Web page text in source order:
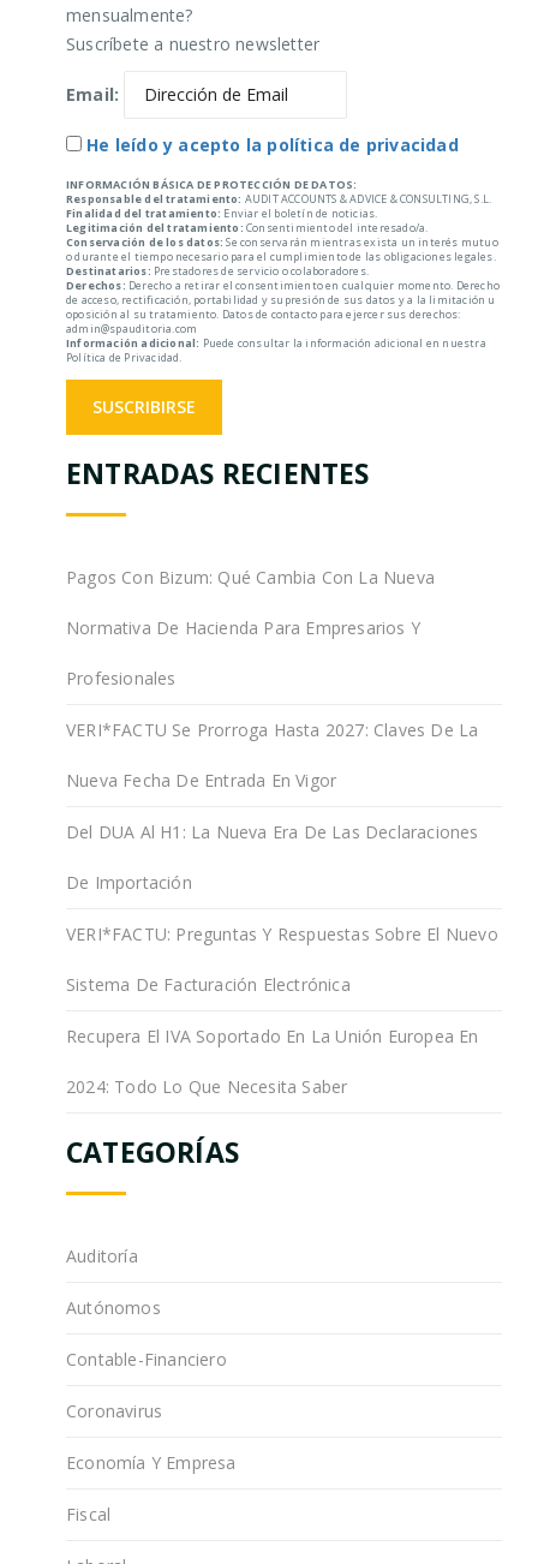
mensualmente?
Suscríbete a nuestro newsletter
Email:
He leído y acepto la política de privacidad
INFORMACIÓN BÁSICA DE PROTECCIÓN DE DATOS:
Responsable del tratamiento: AUDIT ACCOUNTS & ADVICE & CONSULTING, S.L.
Finalidad del tratamiento: Enviar el boletín de noticias.
Legitimación del tratamiento: Consentimiento del interesado/a.
Conservación de los datos: Se conservarán mientras exista un interés mutuo
o durante el tiempo necesario para el cumplimiento de las obligaciones legales.
Destinatarios: Prestadores de servicio o colaboradores.
Derechos: Derecho a retirar el consentimiento en cualquier momento. Derecho
de acceso, rectificación, portabilidad y supresión de sus datos y a la limitación u
oposición al su tratamiento. Datos de contacto para ejercer sus derechos:
admin@spauditoria.com
Información adicional: Puede consultar la información adicional en nuestra
Política de Privacidad.
ENTRADAS RECIENTES
Pagos Con Bizum: Qué Cambia Con La Nueva
Normativa De Hacienda Para Empresarios Y
Profesionales
VERI*FACTU Se Prorroga Hasta 2027: Claves De La
Nueva Fecha De Entrada En Vigor
Del DUA Al H1: La Nueva Era De Las Declaraciones
De Importación
VERI*FACTU: Preguntas Y Respuestas Sobre El Nuevo
Sistema De Facturación Electrónica
Recupera El IVA Soportado En La Unión Europea En
2024: Todo Lo Que Necesita Saber
CATEGORÍAS
Auditoría
Autónomos
Contable-Financiero
Coronavirus
Economía Y Empresa
Fiscal